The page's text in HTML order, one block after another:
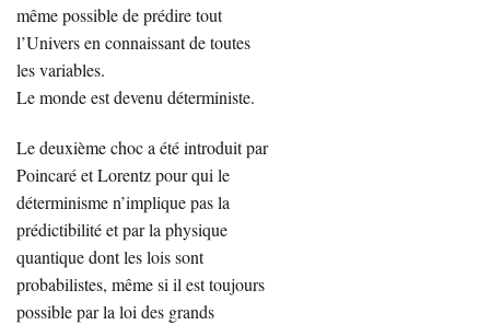
même possible de prédire tout
l’Univers en connaissant de toutes
les variables.
Le monde est devenu déterministe.
Le deuxième choc a été introduit par
Poincaré et Lorentz pour qui le
déterminisme n’implique pas la
prédictibilité et par la physique
quantique dont les lois sont
probabilistes, même si il est toujours
possible par la loi des grands